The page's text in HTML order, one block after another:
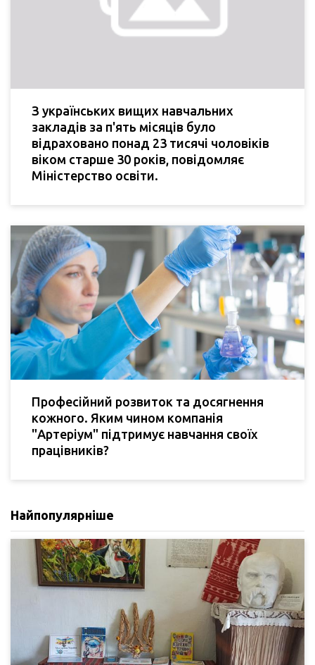
З українських вищих навчальних
закладів за п'ять місяців було
відраховано понад 23 тисячі чоловіків
віком старше 30 років, повідомляє
Міністерство освіти.
Професійний розвиток та досягнення
кожного. Яким чином компанія
"Артеріум" підтримує навчання своїх
працівників?
Найпопулярніше